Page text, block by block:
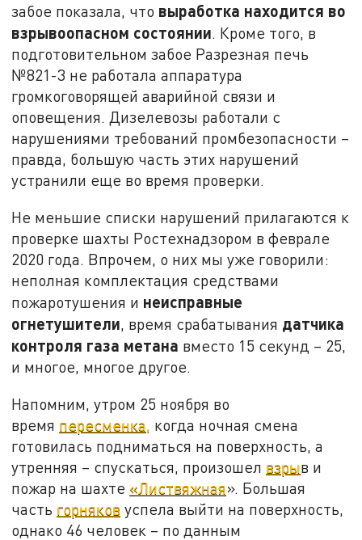
забое показала, что выработка находится во
взрывоопасном состоянии. Кроме того, в
подготовительном забое Разрезная печь
№821-3 не работала аппаратура
громкоговорящей аварийной связи и
оповещения. Дизелевозы работали с
нарушениями требований промбезопасности –
правда, большую часть этих нарушений
устранили еще во время проверки.
Не меньшие списки нарушений прилагаются к
проверке шахты Ростехнадзором в феврале
2020 года. Впрочем, о них мы уже говорили:
неполная комплектация средствами
пожаротушения и неисправные
огнетушители, время срабатывания датчика
контроля газа метана вместо 15 секунд – 25,
и многое, многое другое.
Напомним, утром 25 ноября во
время пересменка, когда ночная смена
готовилась подниматься на поверхность, а
утренняя – спускаться, произошел взрыв и
пожар на шахте «Листвяжная». Большая
часть горняков успела выйти на поверхность,
однако 46 человек – по данным